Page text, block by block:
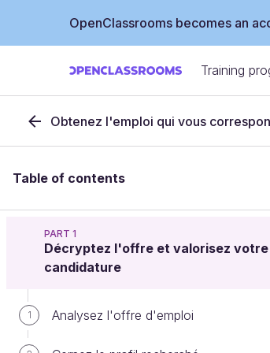
OpenClassrooms becomes an
Training
Obtenez l'emploi qui vous
Table of contents
PART 1
Décryptez l'offre et valorisez votre
candidature
1 Analysez l'offre d'emploi